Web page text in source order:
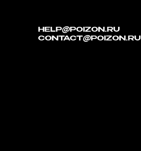
HELP@POIZON.RU
CONTACT@POIZON.RU